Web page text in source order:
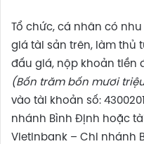
Tổ chức, cá nhân có
giá tài sản trên, làm thủ
đấu giá, nộp khoản tiền
(Bốn trăm bốn mươi
vào tài khoản số:
nhánh Bình Định hoặc tài
Vietinbank – Chi nhánh